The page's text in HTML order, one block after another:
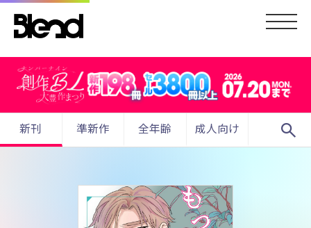
新刊 準新作 全年齢 成人向け search